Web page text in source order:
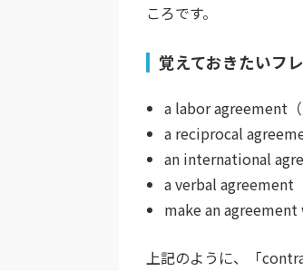
ころです。
覚えておきたいフ
a labor agreement
a reciprocal
an international
a verbal agreement
make an
上記のように、「